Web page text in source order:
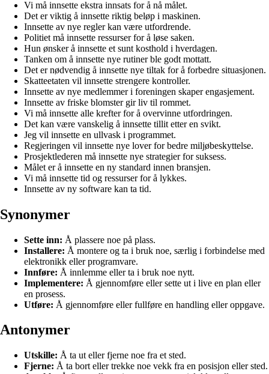
Vi må innsette ekstra innsats for å nå målet.
Det er viktig å innsette riktig beløp i maskinen.
Innsette av nye regler kan være utfordrende.
Politiet må innsette ressurser for å løse saken.
Hun ønsker å innsette et sunt kosthold i hverdagen.
Tanken om å innsette nye rutiner ble godt mottatt.
Det er nødvendig å innsette nye tiltak for å forbedre situasjonen.
Skatteetaten vil innsette strengere kontroller.
Innsette av nye medlemmer i foreningen skaper engasjement.
Innsette av friske blomster gir liv til rommet.
Vi må innsette alle krefter for å overvinne utfordringen.
Det kan være vanskelig å innsette tillit etter en svikt.
Jeg vil innsette en ullvask i programmet.
Regjeringen vil innsette nye lover for bedre miljøbeskyttelse.
Prosjektlederen må innsette nye strategier for suksess.
Målet er å innsette en ny standard innen bransjen.
Vi må innsette tid og ressurser for å lykkes.
Innsette av ny software kan ta tid.
Synonymer
Sette inn: Å plassere noe på plass.
Installere: Å montere og ta i bruk noe, særlig i forbindelse med
elektronikk eller programvare.
Innføre: Å innlemme eller ta i bruk noe nytt.
Implementere: Å gjennomføre eller sette ut i live en plan eller
en prosess.
Utføre: Å gjennomføre eller fullføre en handling eller oppgave.
Antonymer
Utskille: Å ta ut eller fjerne noe fra et sted.
Fjerne: Å ta bort eller trekke noe vekk fra en posisjon eller sted.